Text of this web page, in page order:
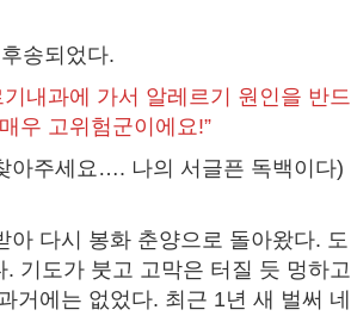
송되었다.
내과에 가서 알레르기 원인을 반드
우 고위험군이에요!”
아주세요…. 나의 서글픈 독백이다)
다시 봉화 춘양으로 돌아왔다. 도
기도가 붓고 고막은 터질 듯 멍하고
거에는 없었다. 최근 1년 새 벌써 네